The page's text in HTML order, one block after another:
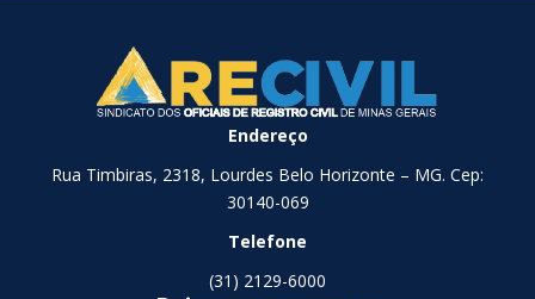
Endereço
Rua Timbiras, 2318, Lourdes Belo Horizonte – MG. Cep:
30140-069
Telefone
(31) 2129-6000